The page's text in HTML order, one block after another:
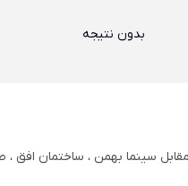
بدون نتیجه
مقابل سینما بهمن ، ساختمان افق